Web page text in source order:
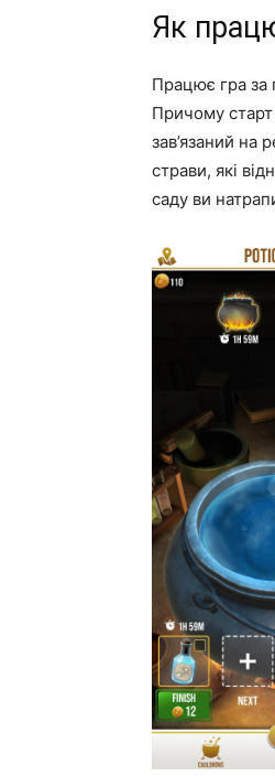
Як
Працює гра за
Причому
зав’язаний на
страви, які
саду ви